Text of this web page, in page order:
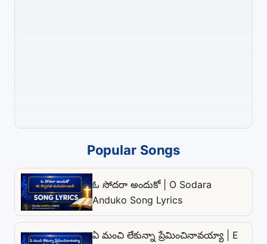
Popular Songs
ఓ సోదరా అందుకో | O Sodara
Anduko Song Lyrics
ఏ మంచి లేకున్నా ప్రేమించినావయ్యా | E